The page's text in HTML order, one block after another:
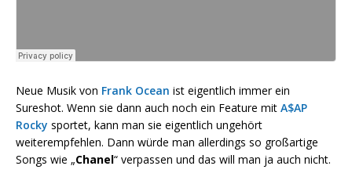
Neue Musik von Frank Ocean ist eigentlich immer ein
Sureshot. Wenn sie dann auch noch ein Feature mit A$AP
Rocky sportet, kann man sie eigentlich ungehört
weiterempfehlen. Dann würde man allerdings so großartige
Songs wie „Chanel“ verpassen und das will man ja auch nicht.